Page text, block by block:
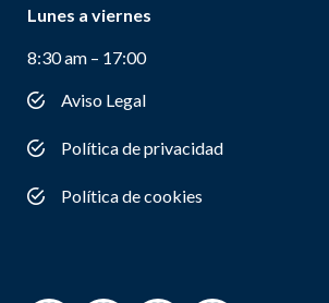
Lunes a viernes
8:30 am – 17:00
Aviso Legal
Política de privacidad
Política de cookies